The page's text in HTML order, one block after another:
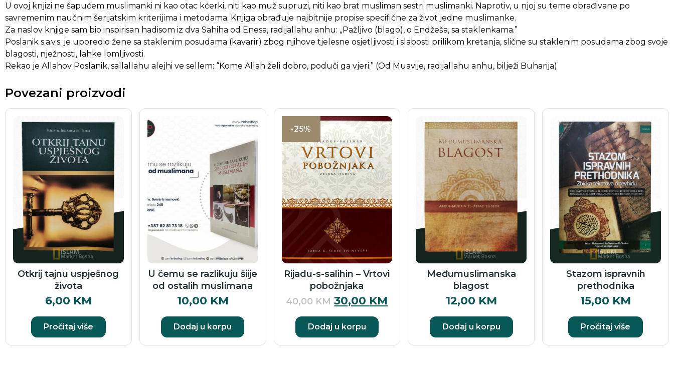
U ovoj knjizi ne šapućem muslimanki ni kao otac kćerki, niti kao muž supruzi, niti kao brat musliman sestri muslimanki. Naprotiv, u njoj su teme obrađivane po
savremenim naučnim šerijatskim kriterijima i metodama. Knjiga obrađuje najbitnije propise specifične za život jedne muslimanke.
Za naslov knjige sam bio inspirisan hadisom iz dva Sahiha od Enesa, radijallahu anhu: „Pažljivo (blago), o Endžeša, sa staklenkama.”
Poslanik s.a.v.s. je uporedio žene sa staklenim posudama (kavarir) zbog njihove tjelesne osjetljivosti i slabosti prilikom kretanja, slične su staklenim posudama zbog svoje
blagosti, nježnosti, lahke lomljivosti.
Rekao je Allahov Poslanik, sallallahu alejhi ve sellem: “Kome Allah želi dobro, poduči ga vjeri.” (Od Muavije, radijallahu anhu, bilježi Buharija)
Povezani proizvodi
Otkrij tajnu uspješnog
života
6,00 KM
Pročitaj više
U čemu se razlikuju šiije
od ostalih muslimana
10,00 KM
Dodaj u korpu
-25%
Rijadu-s-salihin – Vrtovi
pobožnjaka
40,00 KM 30,00 KM
Dodaj u korpu
Međumuslimanska
blagost
12,00 KM
Dodaj u korpu
Stazom ispravnih
prethodnika
15,00 KM
Pročitaj više